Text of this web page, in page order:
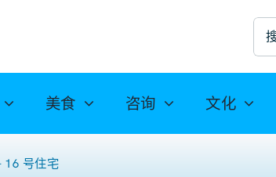
搜
索
美食 咨询 文化
16 号住宅